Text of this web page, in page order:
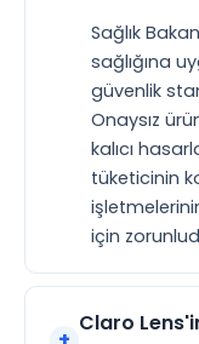
Sağlık
sağlığına
güvenlik
Onaysız
kalıcı
tüketicinin
için
Claro